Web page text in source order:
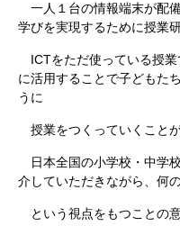
一人１台の情報端末が配
学びを実現するために授業
ICTをただ使っている授業
に活用することで子どもた
うに
授業をつくっていくことが
日本全国の小学校・中学
介していただきながら、何
という視点をもつことの